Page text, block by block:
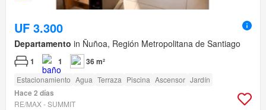
UF 3.300
Departamento in Ñuñoa, Región Metropolitana de Santiago
1 1 36 m²
Estacionamiento Agua Terraza Piscina Ascensor Jardín
Hace 2 días
RE/MAX - SUMMIT